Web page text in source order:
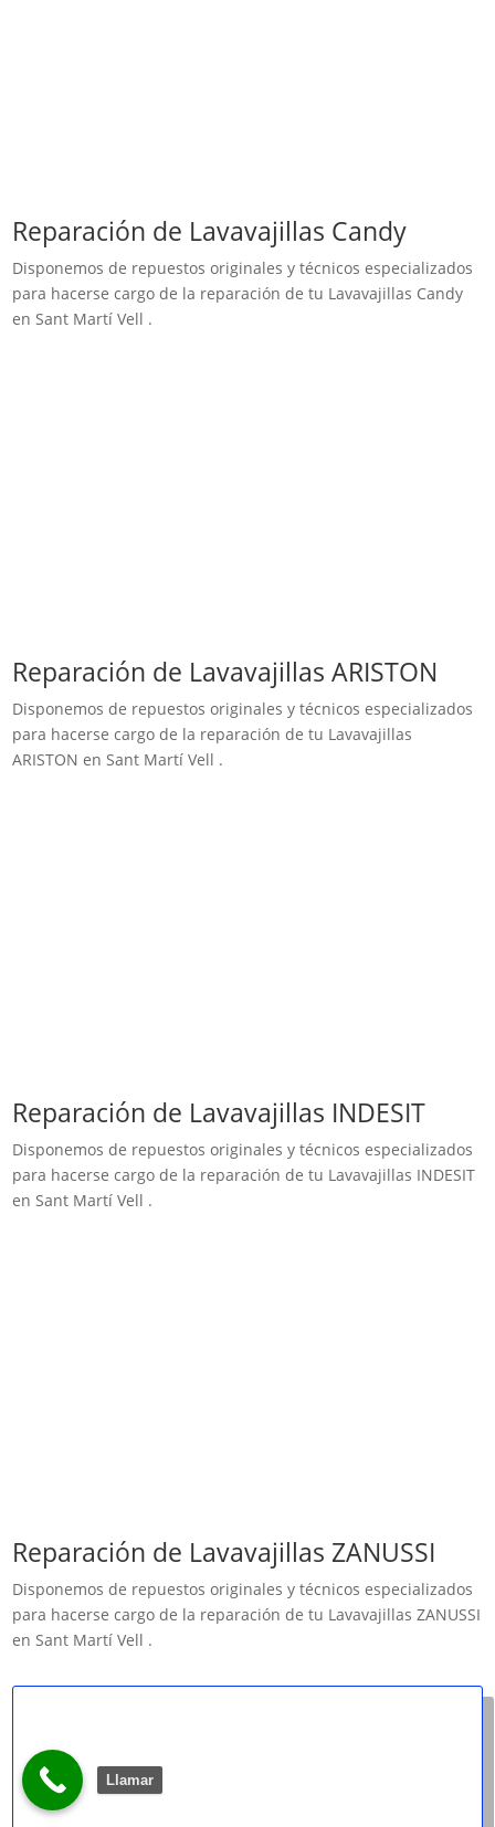
Reparación de Lavavajillas Candy
Disponemos de repuestos originales y técnicos especializados
para hacerse cargo de la reparación de tu Lavavajillas Candy
en Sant Martí Vell .
Reparación de Lavavajillas ARISTON
Disponemos de repuestos originales y técnicos especializados
para hacerse cargo de la reparación de tu Lavavajillas
ARISTON en Sant Martí Vell .
Reparación de Lavavajillas INDESIT
Disponemos de repuestos originales y técnicos especializados
para hacerse cargo de la reparación de tu Lavavajillas INDESIT
en Sant Martí Vell .
Reparación de Lavavajillas ZANUSSI
Disponemos de repuestos originales y técnicos especializados
para hacerse cargo de la reparación de tu Lavavajillas ZANUSSI
en Sant Martí Vell .
Llamar